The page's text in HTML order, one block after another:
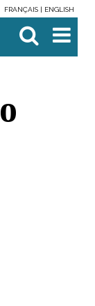
FRANÇAIS ENGLISH

avancée…